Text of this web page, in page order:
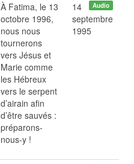
À Fatima, le 13
octobre 1996,
nous nous
tournerons
vers Jésus et
Marie comme
les Hébreux
vers le serpent
d’airain afin
d’être sauvés :
préparons-
nous-y !
Audio
14
septembre
1995